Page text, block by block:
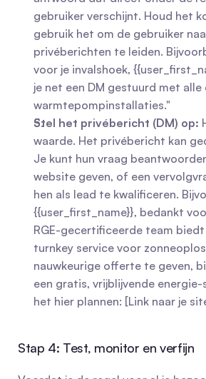
gebruiker verschijnt. Houd het
gebruik het om de gebruiker
privéberichten te leiden.
voor je invalshoek,
je net een DM gestuurd met
warmtepompinstallaties."
Stel het privébericht (DM) op:
waarde. Het privébericht kan
Je kunt hun vraag
website geven, of een
hen als lead te kwalificeren.
{{user_first_name}}, bedankt
RGE-gecertificeerde team
turnkey service voor
nauwkeurige offerte te geven,
een gratis, vrijblijvende energie-
het hier plannen: [Link naar je
Stap 4: Test, monitor en verfijn